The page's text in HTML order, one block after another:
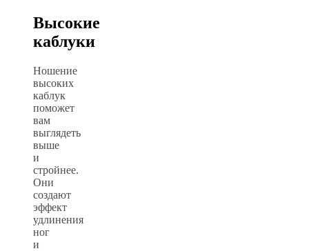
Высокие
каблуки
Ношение
высоких
каблук
поможет
вам
выглядеть
выше
и
стройнее.
Они
создают
эффект
удлинения
ног
и